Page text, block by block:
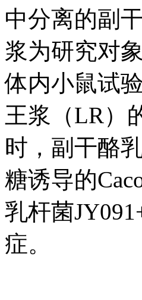
中分离的副
浆为研究对
体内小鼠试
王浆（LR）
时，副干酪
糖诱导的
乳杆菌
症。